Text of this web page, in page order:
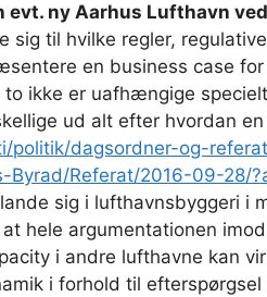
evt. ny Aarhus Lufthavn
sig til hvilke regler,
en business case
ikke er uafhængige
ud alt efter hvordan
politik/dagsordner-og-
Byrad/Referat/2016-09-28/
sig i lufthavnsbyggeri i
hele argumentationen
i andre lufthavne kan
i forhold til